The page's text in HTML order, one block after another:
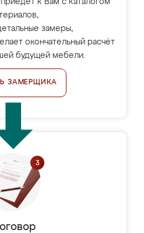
к Вам с каталогом
замеры,
окончательный расчёт
будущей мебели.
ЗАМЕРЩИКА